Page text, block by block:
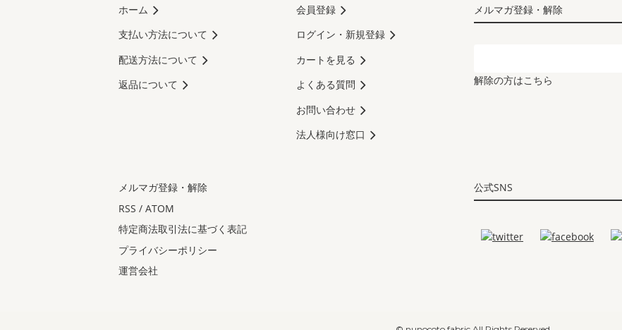
メルマガ登録・解除
解除の方はこちら
ホーム
支払い方法について
配送方法について
返品について
会員登録
ログイン・新規登録
カートを見る
よくある質問
お問い合わせ
法人様向け窓口
公式SNS
メルマガ登録・解除
RSS / ATOM
特定商法取引法に基づく表記
プライバシーポリシー
運営会社